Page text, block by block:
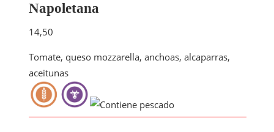
Napoletana
14,50
Tomate, queso mozzarella, anchoas, alcaparras,
aceitunas